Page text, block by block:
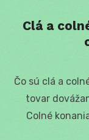
Clá a
Čo sú clá a
tovar
Colné